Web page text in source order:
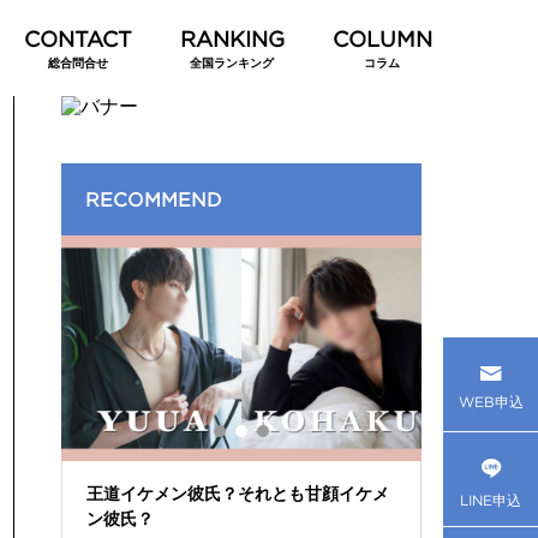
総合問合せ 全国ランキング コラム
RECOMMEND
王道イケメン彼氏？それとも甘顔イケメ
ン彼氏？
現役セラ
WEB申込
LINE申込